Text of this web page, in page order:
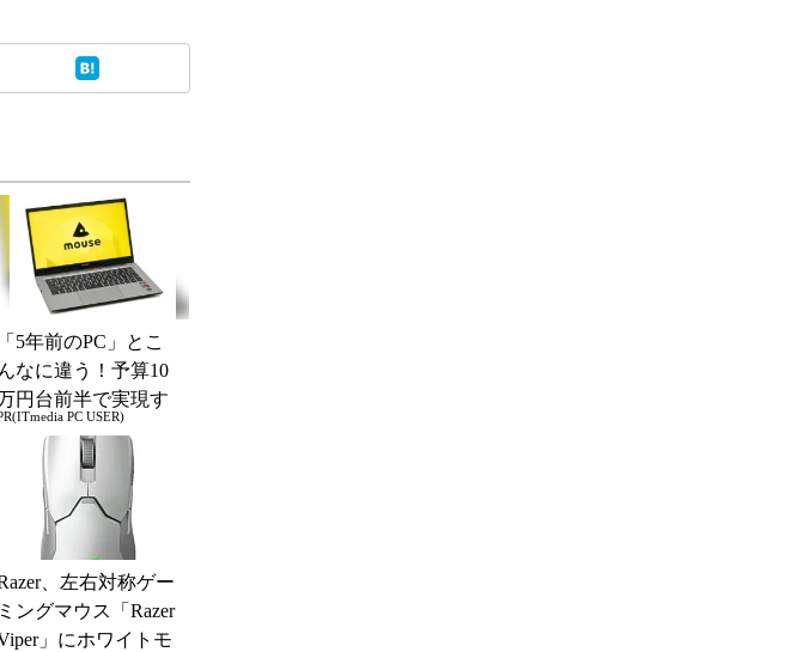
「5年前のPC」とこ
んなに違う！予算10
円台前半で実現す
快適PCライフ
PC USER)
、左右対称ゲー
ミングマウス「Razer
」にホワイトモ